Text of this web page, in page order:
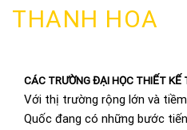
THANH HOA
CÁC TRƯỜNG ĐẠI HỌC THIẾT KẾ
Với thị trường rộng lớn và
Quốc đang có những bước